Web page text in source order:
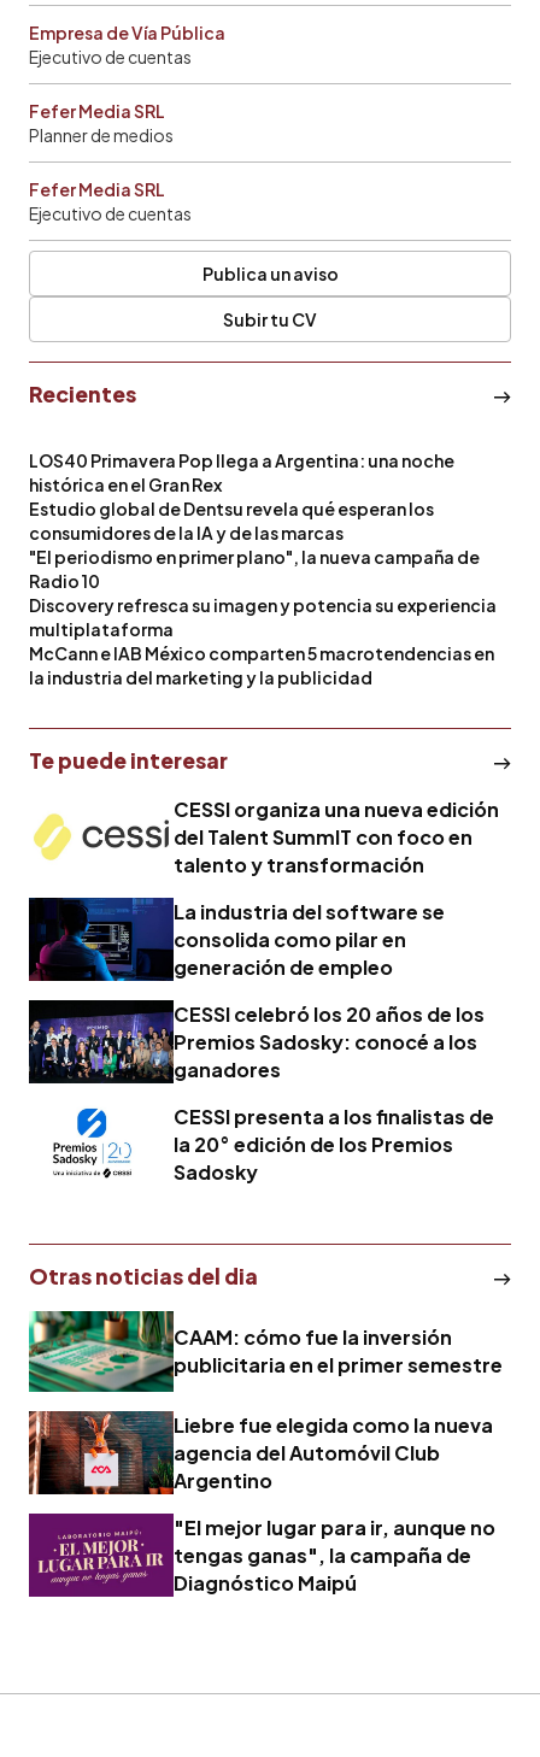
Empresa de Vía Pública
Ejecutivo de cuentas
Fefer Media SRL
Planner de medios
Fefer Media SRL
Ejecutivo de cuentas
Publica un aviso
Subir tu CV
Recientes
LOS40 Primavera Pop llega a Argentina: una noche
histórica en el Gran Rex
Estudio global de Dentsu revela qué esperan los
consumidores de la IA y de las marcas
"El periodismo en primer plano", la nueva campaña de
Radio 10
Discovery refresca su imagen y potencia su experiencia
multiplataforma
McCann e IAB México comparten 5 macrotendencias en
la industria del marketing y la publicidad
Te puede interesar
CESSI organiza una nueva edición
del Talent SummIT con foco en
talento y transformación
La industria del software se
consolida como pilar en
generación de empleo
CESSI celebró los 20 años de los
Premios Sadosky: conocé a los
ganadores
CESSI presenta a los finalistas de
la 20° edición de los Premios
Sadosky
Otras noticias del dia
CAAM: cómo fue la inversión
publicitaria en el primer semestre
Liebre fue elegida como la nueva
agencia del Automóvil Club
Argentino
"El mejor lugar para ir, aunque no
tengas ganas", la campaña de
Diagnóstico Maipú